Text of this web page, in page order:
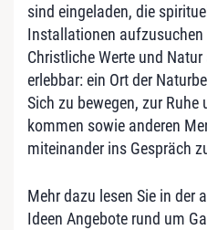
sind eingeladen, die
Installationen aufzusuchen
Christliche Werte und
erlebbar: ein Ort der
Sich zu bewegen, zur
kommen sowie anderen
miteinander ins Gespräch
Mehr dazu lesen Sie in der
Ideen Angebote rund um